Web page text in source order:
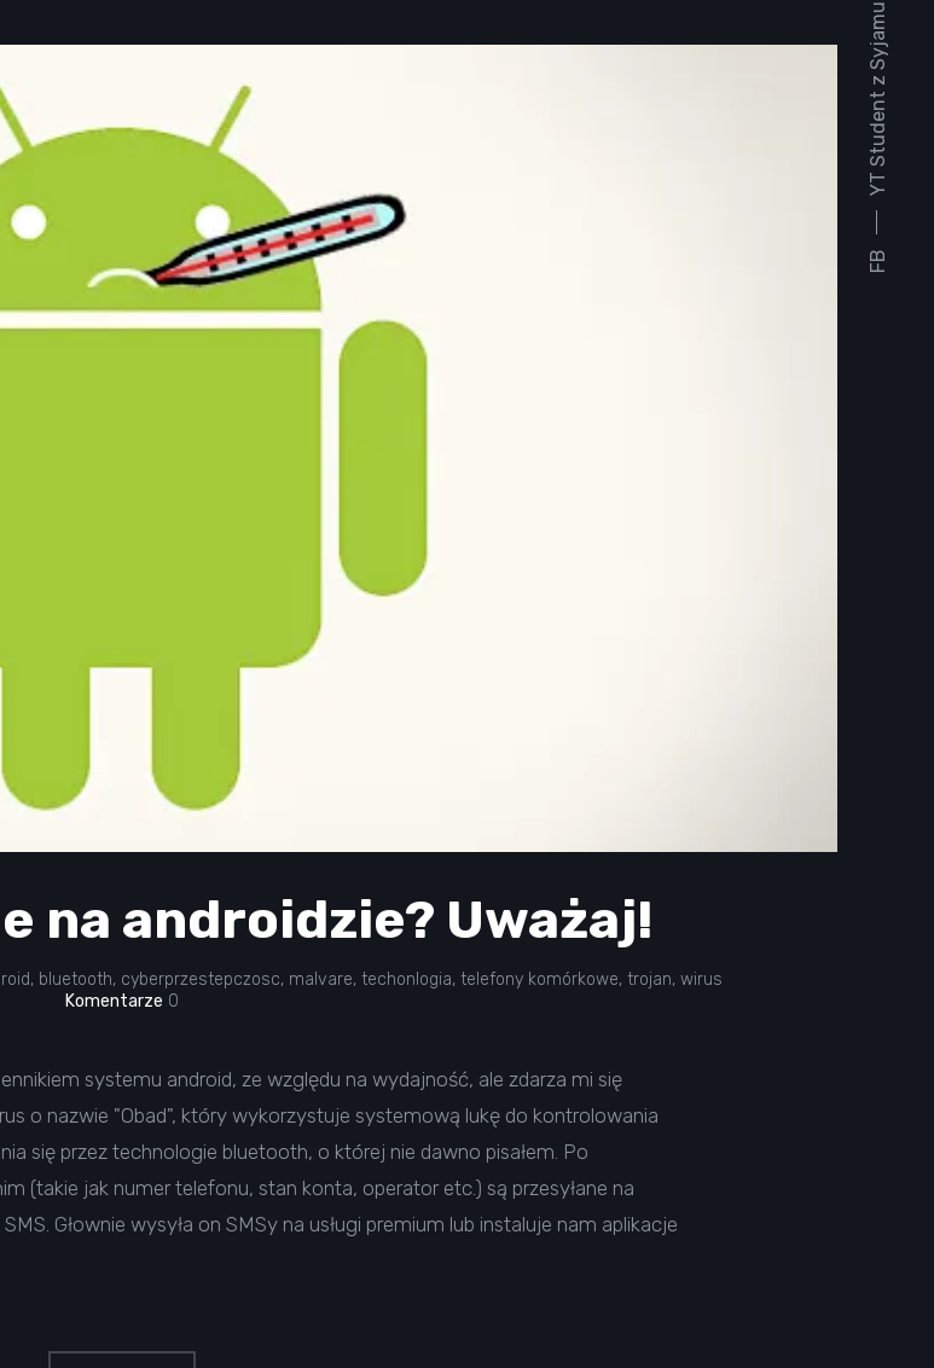
FB
YT Student z Syjamu
na androidzie? Uważaj!
, bluetooth, cyberprzestepczosc, malvare, techonlogia, telefony komórkowe, trojan, wirus
Komentarze 0
systemu android, ze względu na wydajność, ale zdarza mi się
o nazwie "Obad", który wykorzystuje systemową lukę do kontrolowania
się przez technologie bluetooth, o której nie dawno pisałem. Po
(takie jak numer telefonu, stan konta, operator etc.) są przesyłane na
Głownie wysyła on SMSy na usługi premium lub instaluje nam aplikacje